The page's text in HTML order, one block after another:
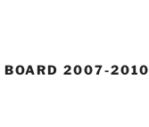
BOARD 2007-2010